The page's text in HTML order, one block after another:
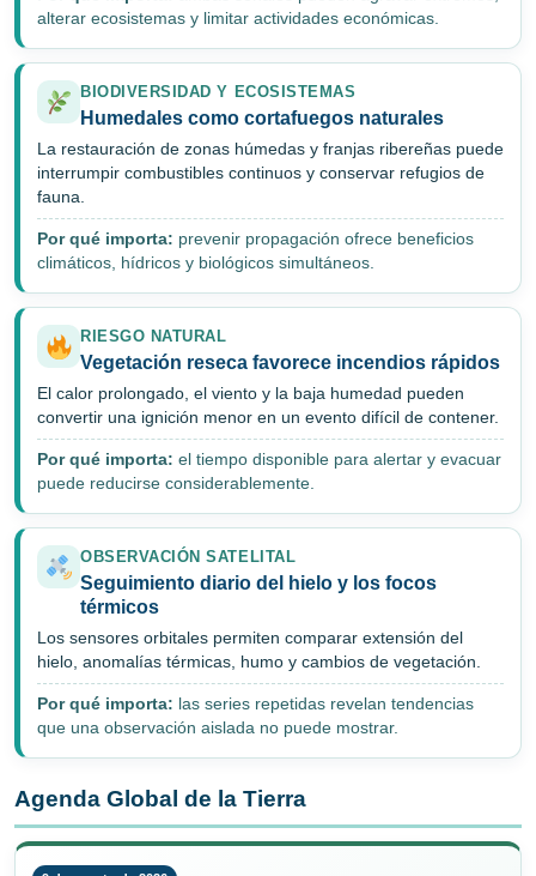
alterar ecosistemas y limitar actividades económicas.
BIODIVERSIDAD Y ECOSISTEMAS
Humedales como cortafuegos naturales
La restauración de zonas húmedas y franjas ribereñas puede
interrumpir combustibles continuos y conservar refugios de
fauna.
Por qué importa: prevenir propagación ofrece beneficios
climáticos, hídricos y biológicos simultáneos.
RIESGO NATURAL
Vegetación reseca favorece incendios rápidos
El calor prolongado, el viento y la baja humedad pueden
convertir una ignición menor en un evento difícil de contener.
Por qué importa: el tiempo disponible para alertar y evacuar
puede reducirse considerablemente.
OBSERVACIÓN SATELITAL
Seguimiento diario del hielo y los focos
térmicos
Los sensores orbitales permiten comparar extensión del
hielo, anomalías térmicas, humo y cambios de vegetación.
Por qué importa: las series repetidas revelan tendencias
que una observación aislada no puede mostrar.
Agenda Global de la Tierra